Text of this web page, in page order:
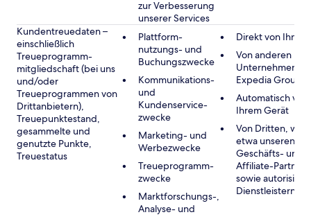
zur Verbesserung
unserer Services
Kundentreuedaten –
einschließlich
Treueprogramm-
mitgliedschaft (bei uns
und/oder
Treueprogrammen von
Drittanbietern),
Treuepunktestand,
gesammelte und
genutzte Punkte,
Treuestatus
Plattform-
nutzungs- und
Buchungszwecke
Kommunikations-
und
Kundenservice-
zwecke
Marketing- und
Werbezwecke
Treueprogramm-
zwecke
Marktforschungs-,
Analyse- und
Direkt von Ihnen
Von anderen
Unternehmen
Expedia Group
Automatisch von
Ihrem Gerät
Von Dritten, wie
etwa unseren
Geschäfts- und
Affiliate-Partnern
sowie
Dienstleistern